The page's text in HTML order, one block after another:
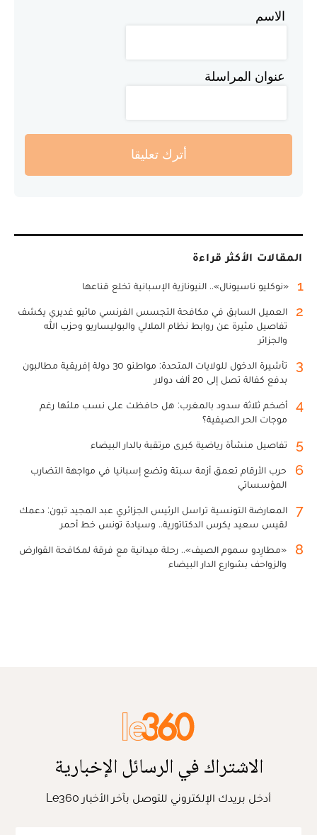
الاسم
عنوان المراسلة
أترك تعليقا
المقالات الأكثر قراءة
1 «نوكليو ناسيونال».. النيونازية الإسبانية تخلع قناعها
2
العميل السابق في مكافحة التجسس الفرنسي ماثيو غديري يكشف
تفاصيل مثيرة عن روابط نظام الملالي والبوليساريو وحزب الله
والجزائر
3
تأشيرة الدخول للولايات المتحدة: مواطنو 30 دولة إفريقية مطالبون
بدفع كفالة تصل إلى 20 ألف دولار
4
أضخم ثلاثة سدود بالمغرب: هل حافظت على نسب ملئها رغم
موجات الحر الصيفية؟
5 تفاصيل منشأة رياضية كبرى مرتقبة بالدار البيضاء
6
حرب الأرقام تعمق أزمة سبتة وتضع إسبانيا في مواجهة التضارب
المؤسساتي
7
المعارضة التونسية تراسل الرئيس الجزائري عبد المجيد تبون: دعمك
لقيس سعيد يكرس الدكتاتورية.. وسيادة تونس خط أحمر
8
«مطارِدو سموم الصيف».. رحلة ميدانية مع فرقة لمكافحة القوارض
والزواحف بشوارع الدار البيضاء
الاشتراك في الرسائل الإخبارية
أدخل بريدك الإلكتروني للتوصل بآخر الأخبار Le360